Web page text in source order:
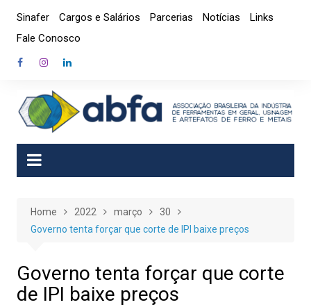
content
Sinafer Cargos e Salários Parcerias Notícias
Links
Fale Conosco
Home 2022 março
30
Governo tenta forçar que corte de IPI baixe preços
Governo tenta forçar que corte
de IPI baixe preços